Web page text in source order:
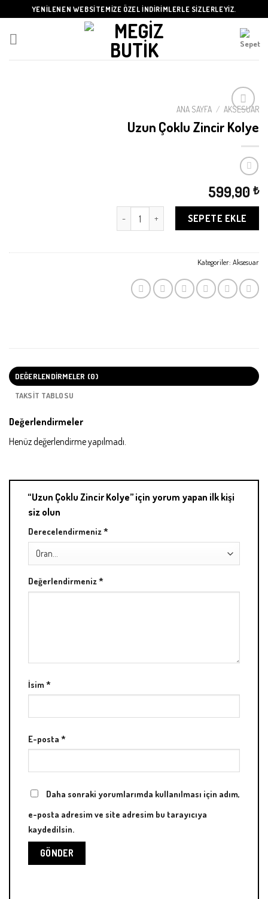
to
content
YENİLENEN WEBSİTEMİZE ÖZEL İNDİRİMLERLE SİZLERLEYİZ.
Ekle
ANA SAYFA / AKSESUAR
Uzun Çoklu Zincir Kolye
599,90 ₺
Uzun Çoklu Zincir Kolye adet
SEPETE EKLE
Kategoriler: Aksesuar
DEĞERLENDIRMELER (0)
TAKSIT TABLOSU
Değerlendirmeler
Henüz değerlendirme yapılmadı.
“Uzun Çoklu Zincir Kolye” için yorum yapan ilk kişi
siz olun
Derecelendirmeniz*
Değerlendirmeniz*
İsim*
E-posta *
Daha sonraki yorumlarımda kullanılması için adım,
e-posta adresim ve site adresim bu tarayıcıya
kaydedilsin.